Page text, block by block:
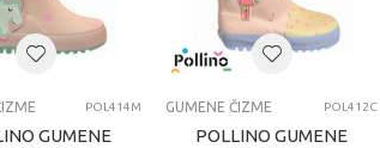
CIZME
POL414M
GUMENE
GUMENE ČIZME POL412C
POLLINO GUMENE